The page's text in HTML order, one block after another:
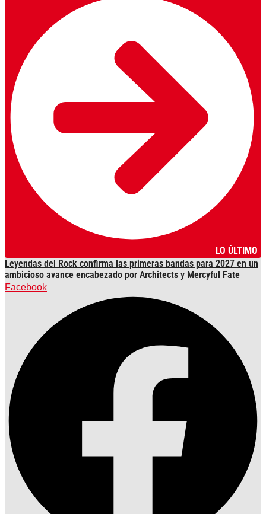
LO ÚLTIMO
Leyendas del Rock confirma las primeras bandas para 2027 en un
ambicioso avance encabezado por Architects y Mercyful Fate
Facebook